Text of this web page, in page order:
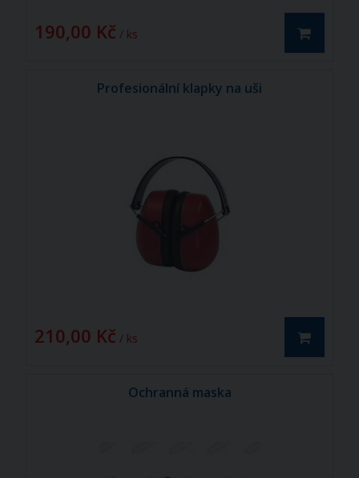
190,00 Kč / ks
Profesionální klapky na uši
210,00 Kč / ks
Ochranná maska